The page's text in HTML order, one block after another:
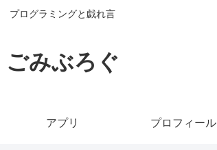
プログラミングと戯れ言
ごみぶろぐ
アプリ プロフィール